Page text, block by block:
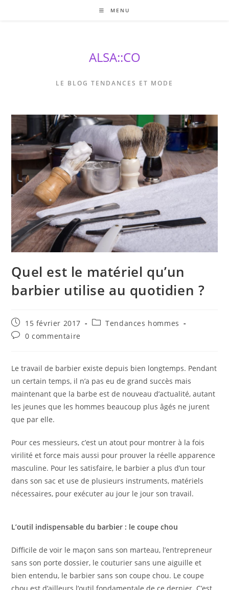
MENU
ALSA::CO
LE BLOG TENDANCES ET MODE
Quel est le matériel qu’un
barbier utilise au quotidien ?
Publication
publiée :
15 février 2017
PostTendances hommes
Commentaires
publication :
0 commentaire
Le travail de barbier existe depuis bien longtemps. Pendant
un certain temps, il n’a pas eu de grand succès mais
maintenant que la barbe est de nouveau d’actualité, autant
les jeunes que les hommes beaucoup plus âgés ne jurent
que par elle.
Pour ces messieurs, c’est un atout pour montrer à la fois
virilité et force mais aussi pour prouver la réelle apparence
masculine. Pour les satisfaire, le barbier a plus d’un tour
dans son sac et use de plusieurs instruments, matériels
nécessaires, pour exécuter au jour le jour son travail.
L’outil indispensable du barbier : le coupe chou
Difficile de voir le maçon sans son marteau, l’entrepreneur
sans son porte dossier, le couturier sans une aiguille et
bien entendu, le barbier sans son coupe chou. Le coupe